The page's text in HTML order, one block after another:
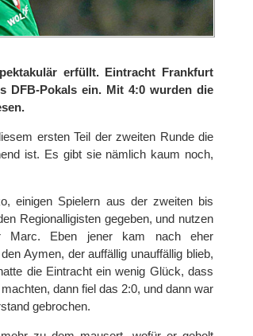
erfüllt. Eintracht Frankfurt
DFB-Pokals ein. Mit 4:0 wurden die
ersten Teil der zweiten Runde die
ist. Es gibt sie nämlich kaum noch,
einigen Spielern aus der zweiten bis
Regionalligisten gegeben, und nutzen
Marc. Eben jener kam nach eher
Aymen, der auffällig unauffällig blieb,
die Eintracht ein wenig Glück, dass
dann fiel das 2:0, und dann war
gebrochen.